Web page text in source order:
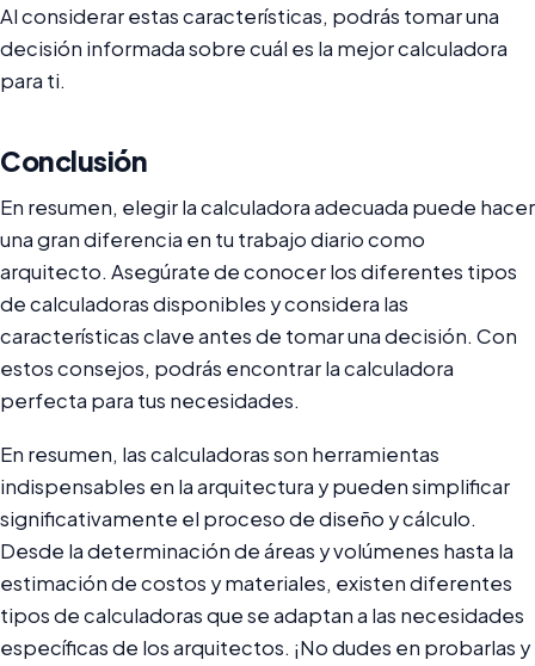
Al considerar estas características, podrás tomar una
decisión informada sobre cuál es la mejor calculadora
para ti.
Conclusión
En resumen, elegir la calculadora adecuada puede hacer
una gran diferencia en tu trabajo diario como
arquitecto. Asegúrate de conocer los diferentes tipos
de calculadoras disponibles y considera las
características clave antes de tomar una decisión. Con
estos consejos, podrás encontrar la calculadora
perfecta para tus necesidades.
En resumen, las calculadoras son herramientas
indispensables en la arquitectura y pueden simplificar
significativamente el proceso de diseño y cálculo.
Desde la determinación de áreas y volúmenes hasta la
estimación de costos y materiales, existen diferentes
tipos de calculadoras que se adaptan a las necesidades
específicas de los arquitectos. ¡No dudes en probarlas y